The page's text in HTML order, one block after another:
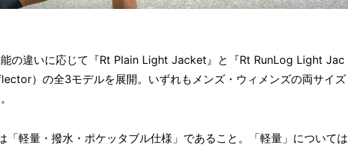
の違いに応じて『Rt Plain Light Jacket』と『Rt RunLog Light Jac
）の全3モデルを展開。いずれもメンズ・ウィメンズの両サイズ
「軽量・撥水・ポケッタブル仕様」であること。「軽量」については